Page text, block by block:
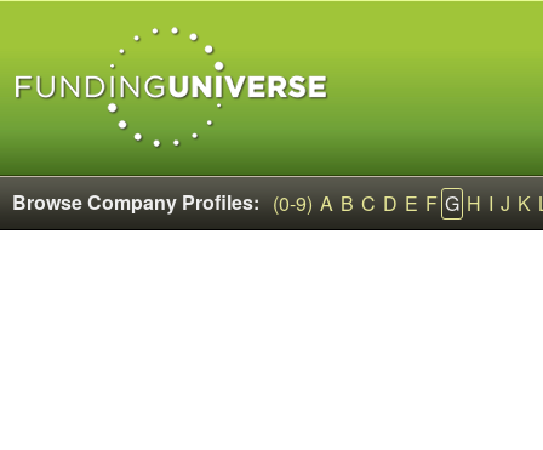
Browse Company Profiles: (0-9) A B C D E F G H I J K